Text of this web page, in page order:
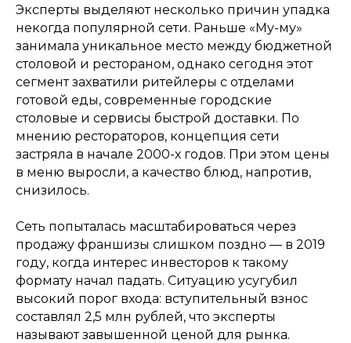
Эксперты выделяют несколько причин упадка
некогда популярной сети. Раньше «Му-му»
занимала уникальное место между бюджетной
столовой и рестораном, однако сегодня этот
сегмент захватили ритейлеры с отделами
готовой еды, современные городские
столовые и сервисы быстрой доставки. По
мнению рестораторов, концепция сети
застряла в начале 2000-х годов. При этом цены
в меню выросли, а качество блюд, напротив,
снизилось.
Сеть попыталась масштабироваться через
продажу франшизы слишком поздно — в 2019
году, когда интерес инвесторов к такому
формату начал падать. Ситуацию усугубил
высокий порог входа: вступительный взнос
составлял 2,5 млн рублей, что эксперты
называют завышенной ценой для рынка.